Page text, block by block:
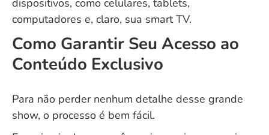
dispositivos, como celulares, tablets,
computadores e, claro, sua smart TV.
Como Garantir Seu Acesso ao
Conteúdo Exclusivo
Para não perder nenhum detalhe desse grande
show, o processo é bem fácil.